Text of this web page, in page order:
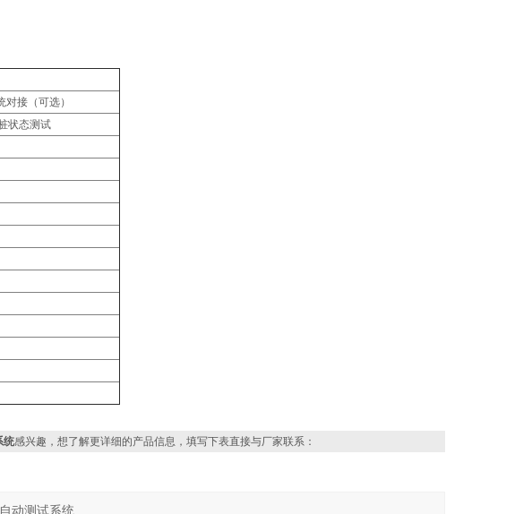
接（可选）
状态测试
统感兴趣，想了解更详细的产品信息，填写下表直接与厂家联系：